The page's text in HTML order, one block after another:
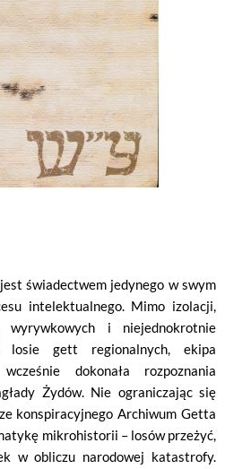
świadectwem jedynego w swym
intelektualnego. Mimo izolacji,
wyrywkowych i niejednokrotnie
losie gett regionalnych, ekipa
dokonała rozpoznania
Żydów. Nie ograniczając się
konspiracyjnego Archiwum Getta
mikrohistorii – losów przeżyć,
w obliczu narodowej katastrofy.